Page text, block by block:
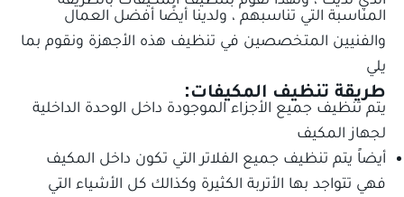
المناسبة التي تناسبهم ، ولدينا أيضًا أفضل العمال
والفنيين المتخصصين في تنظيف هذه الأجهزة ونقوم بما
يلي
طريقة تنظيف المكيفات:
يتم تنظيف جميع الأجزاء الموجودة داخل الوحدة الداخلية
لجهاز المكيف
أيضاً يتم تنظيف جميع الفلاتر التي تكون داخل المكيف
فهي تتواجد بها الأتربة الكثيرة وكذالك كل الأشياء التي